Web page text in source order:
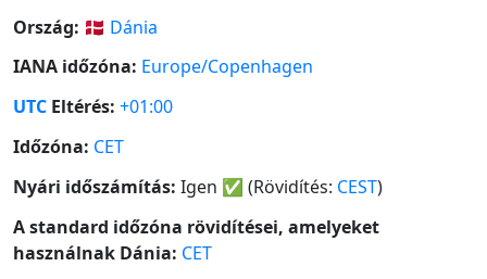
Ország: 🇩🇰 Dánia
IANA időzóna: Europe/Copenhagen
UTC Eltérés: +01:00
Időzóna: CET
Nyári időszámítás: Igen ✅ (Rövidítés: CEST)
A standard időzóna rövidítései, amelyeket
használnak Dánia: CET